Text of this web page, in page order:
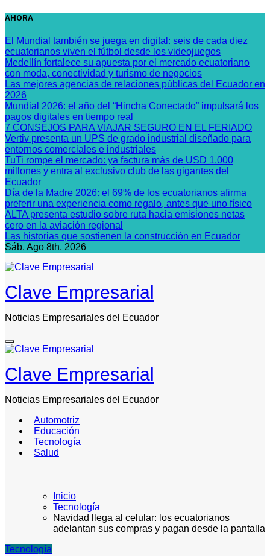
Saltar
contenido
AHORA
El Mundial también se juega en digital: seis de cada diez
ecuatorianos viven el fútbol desde los videojuegos
Medellín fortalece su apuesta por el mercado ecuatoriano
con moda, conectividad y turismo de negocios
Las mejores agencias de relaciones públicas del Ecuador en
2026
Mundial 2026: el año del “Hincha Conectado” impulsará los
pagos digitales en tiempo real
7 CONSEJOS PARA VIAJAR SEGURO EN EL FERIADO
Vertiv presenta un UPS de grado industrial diseñado para
entornos comerciales e industriales
TuTi rompe el mercado: ya factura más de USD 1.000
millones y entra al exclusivo club de las gigantes del
Ecuador
Día de la Madre 2026: el 69% de los ecuatorianos afirma
preferir una experiencia como regalo, antes que uno físico
ALTA presenta estudio sobre ruta hacia emisiones netas
cero en la aviación regional
Las historias que sostienen la construcción en Ecuador
Sáb. Ago 8th, 2026
Clave Empresarial
Noticias Empresariales del Ecuador
Clave Empresarial
Noticias Empresariales del Ecuador
Automotriz
Educación
Tecnología
Salud
Inicio
Tecnología
Navidad llega al celular: los ecuatorianos
adelantan sus compras y pagan desde la pantalla
Tecnología